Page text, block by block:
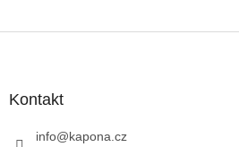
Kontakt
info@kapona.cz